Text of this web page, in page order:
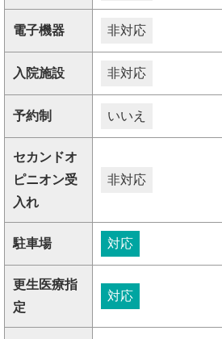
電子機器 非対応
入院施設 非対応
予約制 いいえ
セカンドオ
ピニオン受
入れ
非対応
駐車場 対応
更生医療指
定
対応